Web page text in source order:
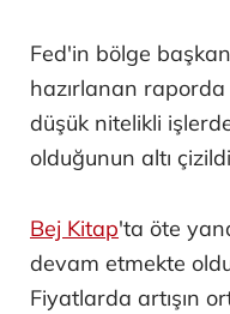
Fed'in bölge
hazırlanan
düşük nitelikli
olduğunun altı
Bej Kitap'ta öte
devam etmekte
Fiyatlarda artışın